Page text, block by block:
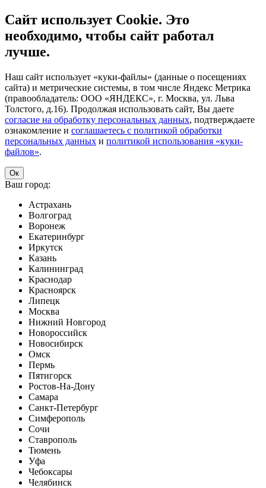
Сайт использует Cookie. Это
необходимо, чтобы сайт работал
лучше.
Наш сайт использует «куки-файлы» (данные о посещениях
сайта) и метрические системы, в том числе Яндекс Метрика
(правообладатель: ООО «ЯНДЕКС», г. Москва, ул. Льва
Толстого, д.16). Продолжая использовать сайт, Вы даете
согласие на обработку персональных данных, подтверждаете
ознакомление и соглашаетесь с политикой обработки
персональных данных и политикой использования «куки-
файлов».
Ок
Ваш город:
Астрахань
Волгоград
Воронеж
Екатеринбург
Иркутск
Казань
Калининград
Краснодар
Красноярск
Липецк
Москва
Нижний Новгород
Новороссийск
Новосибирск
Омск
Пермь
Пятигорск
Ростов-На-Дону
Самара
Санкт-Петербург
Симферополь
Сочи
Ставрополь
Тюмень
Уфа
Чебоксары
Челябинск